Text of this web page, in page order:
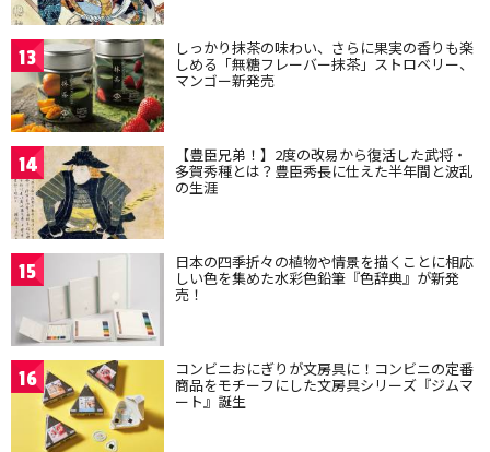
13 しっかり抹茶の味わい、さらに果実の香りも楽
しめる「無糖フレーバー抹茶」ストロベリー、
マンゴー新発売
14 【豊臣兄弟！】2度の改易から復活した武将・
多賀秀種とは？豊臣秀長に仕えた半年間と波乱
の生涯
15 日本の四季折々の植物や情景を描くことに相応
しい色を集めた水彩色鉛筆『色辞典』が新発
売！
16 コンビニおにぎりが文房具に！コンビニの定番
商品をモチーフにした文房具シリーズ『ジムマ
ート』誕生